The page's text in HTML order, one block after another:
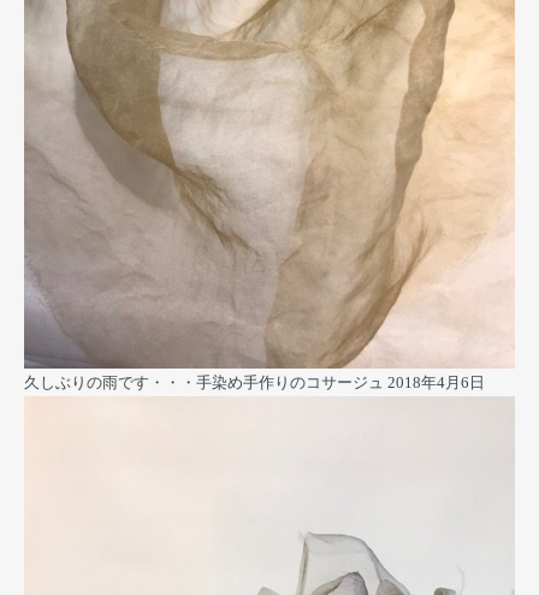
久しぶりの雨です・・・手染め手作りのコサージュ 2018年4月6日